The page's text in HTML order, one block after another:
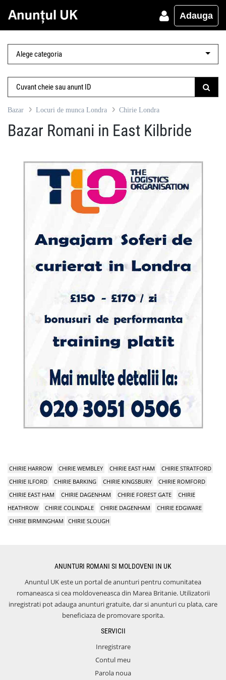
Adauga
Bazar Locuri de munca Londra Chirie Londra
Bazar Romani in East Kilbride
CHIRIE HARROW CHIRIE WEMBLEY CHIRIE EAST HAM
CHIRIE STRATFORD
CHIRIE ILFORD
CHIRIE BARKING CHIRIE KINGSBURY
CHIRIE ROMFORD
CHIRIE EAST HAM
CHIRIE DAGENHAM CHIRIE FOREST GATE
CHIRIE
HEATHROW
CHIRIE COLINDALE CHIRIE DAGENHAM
CHIRIE EDGWARE
CHIRIE BIRMINGHAM
CHIRIE SLOUGH
ANUNTURI ROMANI SI MOLDOVENI IN UK
Anuntul UK este un portal de anunturi pentru comunitatea
romaneasca si cea moldoveneasca din Marea Britanie. Utilizatorii
inregistrati pot adauga anunturi gratuite, dar si anunturi cu plata, care
beneficiaza de promovare sporita.
SERVICII
Inregistrare
Contul meu
Parola noua